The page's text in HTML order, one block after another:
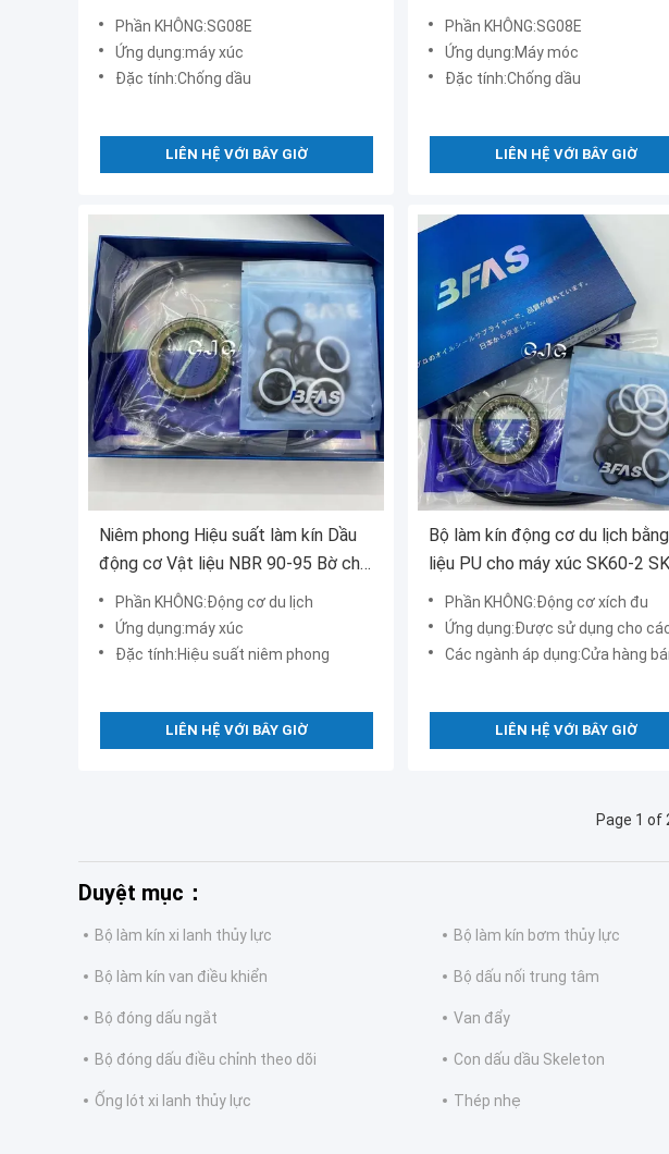
SG08E
Phần KHÔNG:SG08E
Ứng dụng:máy xúc
Đặc tính:Chống dầu
LIÊN HỆ VỚI BÂY GIỜ
cho máy xúc SG08E
Phần KHÔNG:SG08E
Ứng dụng:Máy móc
Đặc tính:Chống dầu
LIÊN HỆ VỚI BÂY GIỜ
Niêm phong Hiệu suất làm kín Dầu
động cơ Vật liệu NBR 90-95 Bờ cho
Máy xúc thủy lực
Phần KHÔNG:Động cơ du lịch
Ứng dụng:máy xúc
Đặc tính:Hiệu suất niêm phong
LIÊN HỆ VỚI BÂY GIỜ
Bộ làm kín động cơ du lịch
liệu PU cho máy xúc SK60-2
Phần KHÔNG:Động cơ xích đu
Ứng dụng:Được sử dụng cho các bộ phận thay thế
Các ngành áp dụng:Cửa hàng bán lẻ vật liệu
LIÊN HỆ VỚI BÂY GIỜ
Page 1 of
Duyệt mục：
Bộ làm kín xi lanh thủy lực Bộ làm kín bơm thủy lực
Bộ làm kín van điều khiển Bộ dấu nối trung tâm
Bộ đóng dấu ngắt Van đẩy
Bộ đóng dấu điều chỉnh theo dõi Con dấu dầu Skeleton
Ống lót xi lanh thủy lực Thép nhẹ